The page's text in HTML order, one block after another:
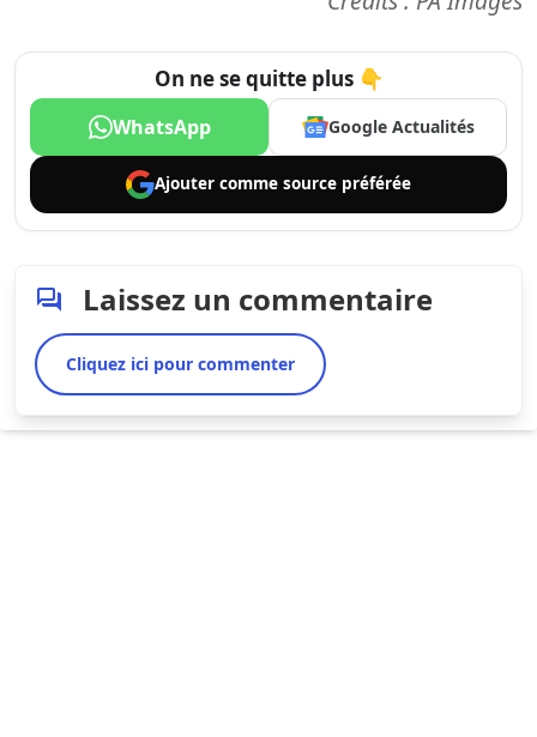
On ne se quitte plus 👇
WhatsApp Google Actualités
Ajouter comme source préférée
Laissez un commentaire
Cliquez ici pour commenter